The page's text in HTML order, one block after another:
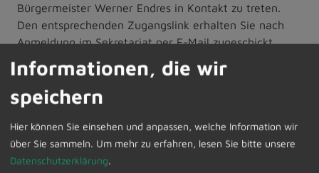
Bürgermeister Werner Endres in Kontakt zu treten.
Den entsprechenden Zugangslink erhalten Sie nach
Anmeldung im Sekretariat per E-Mail zugeschickt.
Die vorab telefonische Terminvereinbarung oder die
Anforderung des Zugangscodes für die digitale
Sprechstunde können Sie im Sekretariat unter Telefon
08374/58200 vornehmen.
Informationen, die wir
speichern
Hier können Sie einsehen und anpassen, welche Information wir
über Sie sammeln. Um mehr zu erfahren, lesen Sie bitte unsere
Datenschutzerklärung.